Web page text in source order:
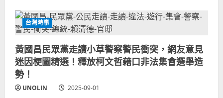
台灣時事
黃國昌民眾黨走讀小草警察警民衝突，網友意見
迷因梗圖精選！釋放柯文哲藉口非法集會選舉造
勢！
UNOLIN 2025-09-01